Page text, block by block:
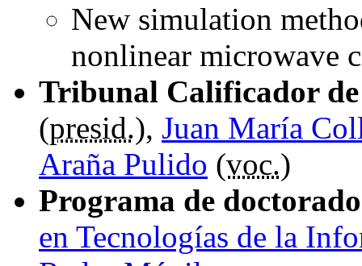
New simulation
nonlinear microwave
Tribunal Calificador de
(presid.), Juan María
Araña Pulido (voc.)
Programa de
en Tecnologías de la